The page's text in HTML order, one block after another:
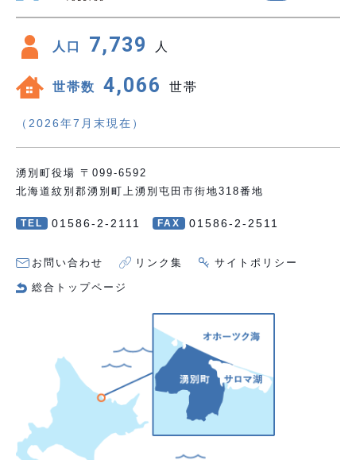
人口 7,739 人
世帯数 4,066 世帯
（2026年7月末現在）
湧別町役場 〒099-6592
北海道紋別郡湧別町上湧別屯田市街地318番地
TEL 01586-2-2111 FAX 01586-2-2511
お問い合わせ リンク集 サイトポリシー
総合トップページ